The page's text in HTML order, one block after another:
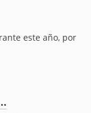
este año, por